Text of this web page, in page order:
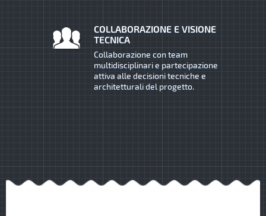
COLLABORAZIONE E VISIONE
TECNICA
Collaborazione con team
multidisciplinari e partecipazione
attiva alle decisioni tecniche e
architetturali del progetto.